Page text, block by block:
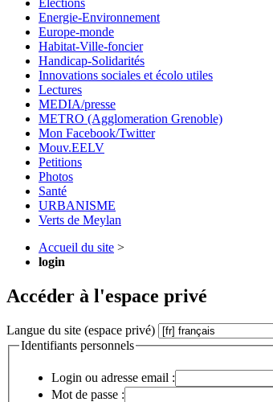
Energie-Environnement
Europe-monde
Habitat-Ville-foncier
Handicap-Solidarités
Innovations sociales et écolo utiles
Lectures
MEDIA/presse
METRO (Agglomeration Grenoble)
Mon Facebook/Twitter
Mouv.EELV
Petitions
Photos
Santé
URBANISME
Verts de Meylan
Accueil du site >
login
Accéder à l'espace privé
Langue du site (espace privé)
Identifiants personnels
Login ou adresse email :
Mot de passe :